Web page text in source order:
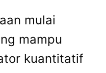
mulai
mampu
kuantitatif